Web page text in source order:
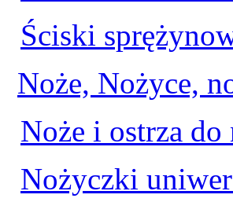
Ściski
Noże, Nożyce,
Noże i ostrza do
Nożyczki